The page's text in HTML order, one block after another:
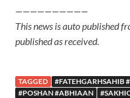
——————————
This news is auto published
published as received.
TAGGED
#FATEHGARHSAHIB
#POSHAN #ABHIAAN